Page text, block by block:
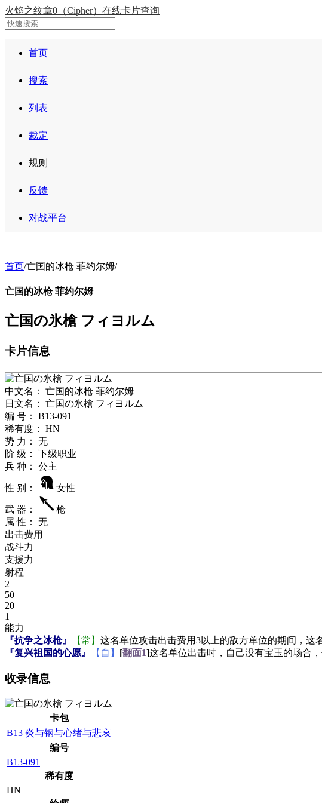
火焰之纹章0（Cipher）在线卡片查询
首页
搜索
列表
裁定
规则
反馈
对战平台
首页/亡国的冰枪 菲约尔姆/
亡国的冰枪 菲约尔姆
亡国の氷槍 フィヨルム
卡片信息
中文名：
亡国的冰枪 菲约尔姆
日文名：
亡国の氷槍 フィヨルム
编 号：
B13-091
稀有度：
HN
势 力：
无
阶 级：
下级职业
兵 种：
公主
性 别： 女性
武 器：
枪
属 性：
无
出击费用
战斗力
支援力
射程
2
50
20
1
能力
『抗争之冰枪』
【常】 这名单位攻击出击费用3以上的敌方单位的期间，这
『复兴祖国的心愿』
【自】 [翻面1]这名单位出击时，自己没有宝玉的场合
收录信息
卡包
B13 炎与钢与心绪与悲哀
编号
B13-091
稀有度
HN